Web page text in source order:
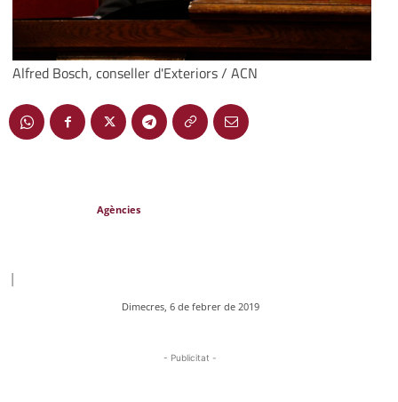
Alfred Bosch, conseller d'Exteriors / ACN
Agències
|
Dimecres, 6 de febrer de 2019
- Publicitat -